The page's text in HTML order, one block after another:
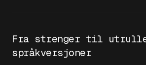
Fra strenger til
språkversjoner